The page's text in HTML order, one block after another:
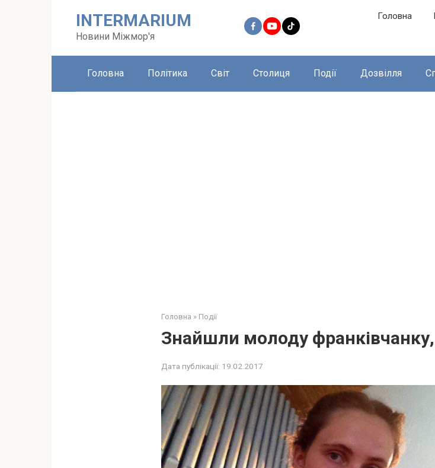
INTERMARIUM
Новини Міжмор'я
Головна
Головна Політика Світ Столиця Події Дозвілля
Головна » Події
Знайшли молоду
Дата публікації: 19.02.2017